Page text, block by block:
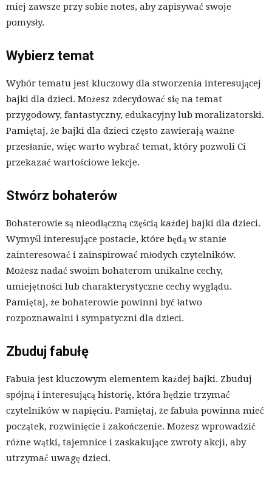
miej zawsze przy sobie notes, aby zapisywać swoje
pomysły.
Wybierz temat
Wybór tematu jest kluczowy dla stworzenia interesującej
bajki dla dzieci. Możesz zdecydować się na temat
przygodowy, fantastyczny, edukacyjny lub moralizatorski.
Pamiętaj, że bajki dla dzieci często zawierają ważne
przesłanie, więc warto wybrać temat, który pozwoli Ci
przekazać wartościowe lekcje.
Stwórz bohaterów
Bohaterowie są nieodłączną częścią każdej bajki dla dzieci.
Wymyśl interesujące postacie, które będą w stanie
zainteresować i zainspirować młodych czytelników.
Możesz nadać swoim bohaterom unikalne cechy,
umiejętności lub charakterystyczne cechy wyglądu.
Pamiętaj, że bohaterowie powinni być łatwo
rozpoznawalni i sympatyczni dla dzieci.
Zbuduj fabułę
Fabuła jest kluczowym elementem każdej bajki. Zbuduj
spójną i interesującą historię, która będzie trzymać
czytelników w napięciu. Pamiętaj, że fabuła powinna mieć
początek, rozwinięcie i zakończenie. Możesz wprowadzić
różne wątki, tajemnice i zaskakujące zwroty akcji, aby
utrzymać uwagę dzieci.